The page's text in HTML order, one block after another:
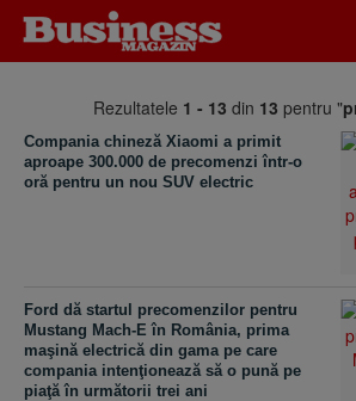
Rezultatele 1 - 13 din 13 pentru "
Compania chineză Xiaomi a primit
aproape 300.000 de precomenzi într-o
oră pentru un nou SUV electric
Ford dă startul precomenzilor pentru
Mustang Mach-E în România, prima
maşină electrică din gama pe care
compania intenţionează să o pună pe
piaţă în următorii trei ani